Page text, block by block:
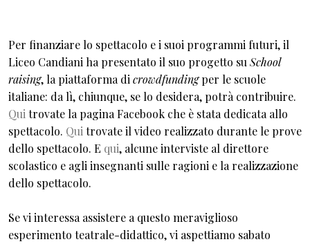
Per finanziare lo spettacolo e i suoi programmi futuri, il
Liceo Candiani ha presentato il suo progetto suSchool
raising, la piattaforma dicrowdfundingper le scuole
italiane: da lì, chiunque, se lo desidera, potrà contribuire.
Quitrovate la pagina Facebook che è stata dedicata allo
spettacolo. Quitrovate il video realizzato durante le prove
dello spettacolo. E qui, alcune interviste al direttore
scolastico e agli insegnanti sulle ragioni e la realizzazione
dello spettacolo.
Se vi interessa assistere a questo meraviglioso
esperimento teatrale-didattico, vi aspettiamo sabato